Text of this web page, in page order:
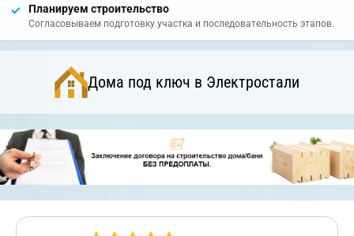
Планируем строительство
Согласовываем подготовку участка и последовательность этапов.
Дома под ключ в Электростали